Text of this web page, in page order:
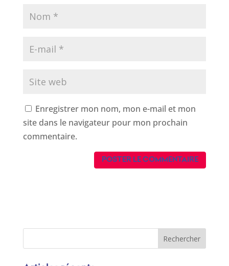
Enregistrer mon nom, mon e-mail et mon
site dans le navigateur pour mon prochain
commentaire.